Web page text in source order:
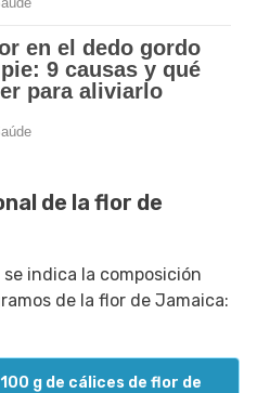
de la flor de
indica la composición
de la flor de Jamaica:
100 g de cálices de flor de